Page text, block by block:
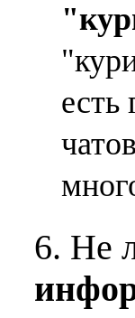
есть
6. Не